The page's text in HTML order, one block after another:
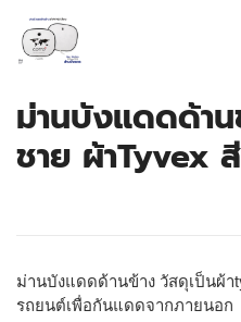
ม่านบังแดดด้า
ชาย ผ้าTyvex
ม่านบังแดดด้านข้าง วัสดุเป็นผ้า
รถยนต์เพื่อกันแดดจากภายนอก